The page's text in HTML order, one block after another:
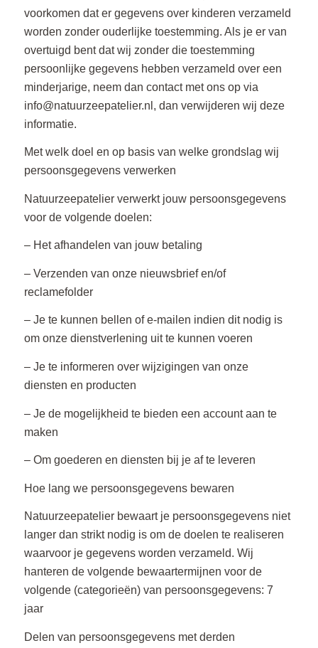
voorkomen dat er gegevens over kinderen verzameld
worden zonder ouderlijke toestemming. Als je er van
overtuigd bent dat wij zonder die toestemming
persoonlijke gegevens hebben verzameld over een
minderjarige, neem dan contact met ons op via
info@natuurzeepatelier.nl , dan verwijderen wij deze
informatie.
Met welk doel en op basis van welke grondslag wij
persoonsgegevens verwerken
Natuurzeepatelier verwerkt jouw persoonsgegevens
voor de volgende doelen:
– Het afhandelen van jouw betaling
– Verzenden van onze nieuwsbrief en/of
reclamefolder
– Je te kunnen bellen of e-mailen indien dit nodig is
om onze dienstverlening uit te kunnen voeren
– Je te informeren over wijzigingen van onze
diensten en producten
– Je de mogelijkheid te bieden een account aan te
maken
– Om goederen en diensten bij je af te leveren
Hoe lang we persoonsgegevens bewaren
Natuurzeepatelier bewaart je persoonsgegevens niet
langer dan strikt nodig is om de doelen te realiseren
waarvoor je gegevens worden verzameld. Wij
hanteren de volgende bewaartermijnen voor de
volgende (categorieën) van persoonsgegevens: 7
jaar
Delen van persoonsgegevens met derden